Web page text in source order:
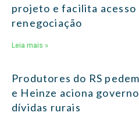
projeto e facilita acesso
renegociação
Leia mais »
Produtores do RS
e Heinze aciona
dívidas rurais